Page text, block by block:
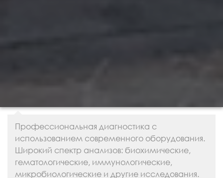
Профессиональная диагностика с
использованием современного оборудования.
Широкий спектр анализов: биохимические,
гематологические, иммунологические,
микробиологические и другие исследования.